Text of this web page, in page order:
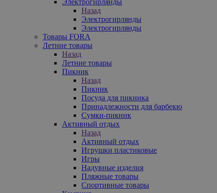
Назад
Электрогирлянды
Электрогирлянды
Товары FORA
Летние товары
Назад
Летние товары
Пикник
Назад
Пикник
Посуда для пикника
Принадлежности для барбекю
Сумки-пикник
Активный отдых
Назад
Активный отдых
Игрушки пластиковые
Игры
Надувные изделия
Пляжные товары
Спортивные товары